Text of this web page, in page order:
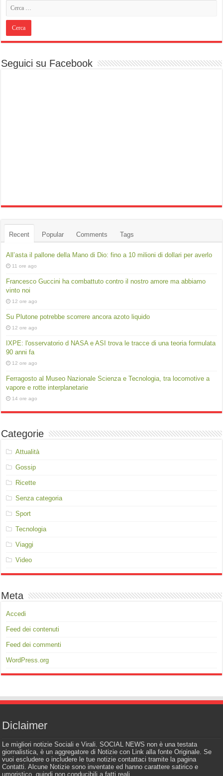
Seguici su Facebook
Recent Popular Comments Tags
All’asta il pallone della Mano di Dio: fino a 10 milioni di dollari per averlo
11 ore ago
Francesco Guccini ha combattuto contro il nostro amore ma abbiamo
vinto noi
12 ore ago
Su Plutone potrebbe scorrere ancora azoto liquido
12 ore ago
IXPE: l'osservatorio d NASA e ASI trova le tracce di una teoria formulata
90 anni fa
12 ore ago
Ferragosto al Museo Nazionale Scienza e Tecnologia, tra locomotive a
vapore e rotte interplanetarie
14 ore ago
Categorie
Attualità
Gossip
Ricette
Senza categoria
Sport
Tecnologia
Viaggi
Video
Meta
Accedi
Feed dei contenuti
Feed dei commenti
WordPress.org
Diclaimer
Le migliori notizie Sociali e Virali. SOCIAL NEWS non è una testata
giornalistica, è un aggregatore di Notizie con Link alla fonte Originale. Se
vuoi escludere o includere le tue notizie contattaci tramite la pagina
Contatti. Alcune Notizie sono inventate ed hanno carattere satirico e
umoristico, quindi non conducibili a fatti reali.